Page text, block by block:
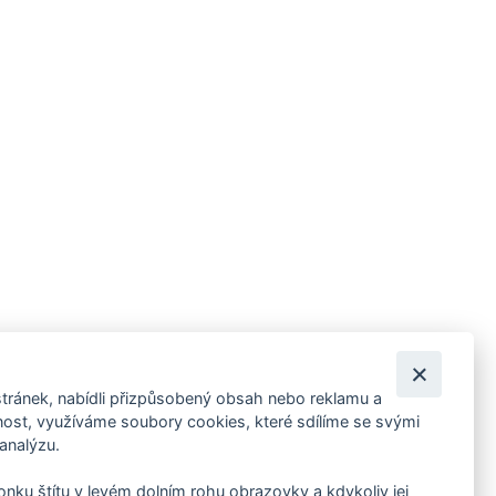
pozvánky na kulturní a sportovní akce?
nabídli přizpůsobený obsah nebo reklamu a
využíváme soubory cookies, které sdílíme se svými
štítu v levém dolním rohu obrazovky a kdykoliv jej